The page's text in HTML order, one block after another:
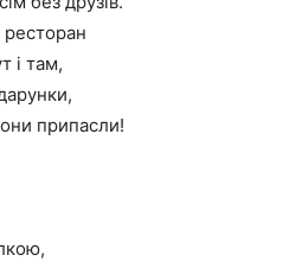
і там,
припасли!